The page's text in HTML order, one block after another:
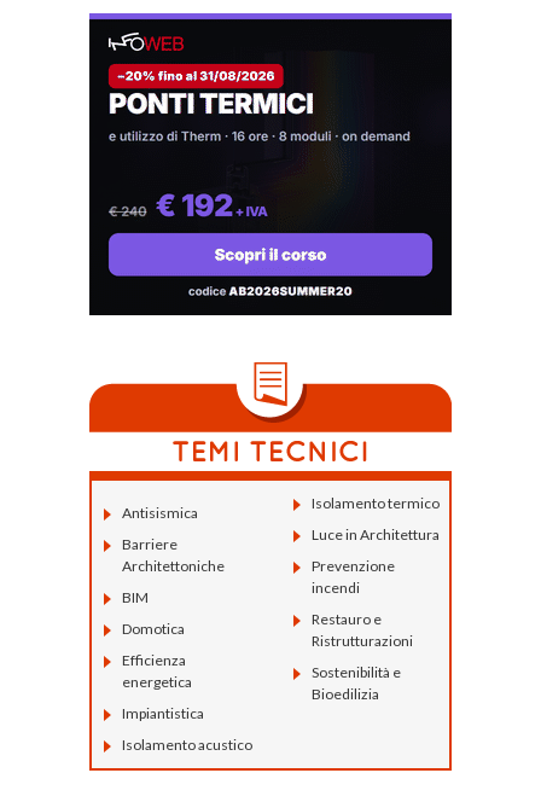
Antisismica
Barriere
Architettoniche
BIM
Domotica
Efficienza
energetica
Impiantistica
Isolamento acustico
Isolamento termico
Luce in Architettura
Prevenzione
incendi
Restauro e
Ristrutturazioni
Sostenibilità e
Bioedilizia